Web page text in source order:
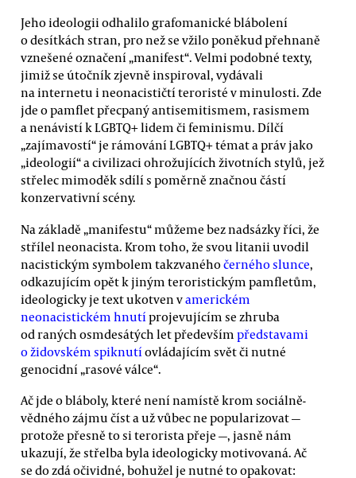
Jeho ideologii odhalilo grafomanické blábolení
o desítkách stran, pro než se vžilo poněkud přehnaně
vznešené označení „manifest“. Velmi podobné texty,
jimiž se útočník zjevně inspiroval, vydávali
na internetu i neonacističtí teroristé v minulosti. Zde
jde o pamflet přecpaný antisemitismem, rasismem
a nenávistí k LGBTQ+ lidem či feminismu. Dílčí
„zajímavostí“ je rámování LGBTQ+ témat a práv jako
„ideologií“ a civilizaci ohrožujících životních stylů, jež
střelec mimoděk sdílí s poměrně značnou částí
konzervativní scény.
Na základě „manifestu“ můžeme bez nadsázky říci, že
střílel neonacista. Krom toho, že svou litanii uvodil
nacistickým symbolem takzvanéhočerného slunce,
odkazujícím opět k jiným teroristickým pamfletům,
ideologicky je text ukotven vamerickém
neonacistickém hnutí projevujícím se zhruba
od raných osmdesátých let především představami
o židovském spiknutí ovládajícím svět či nutné
genocidní „rasové válce“.
Ač jde o bláboly, které není namístě krom sociálně-
vědného zájmu číst a už vůbec ne popularizovat —
protože přesně to si terorista přeje —, jasně nám
ukazují, že střelba byla ideologicky motivovaná. Ač
se do zdá očividné, bohužel je nutné to opakovat: